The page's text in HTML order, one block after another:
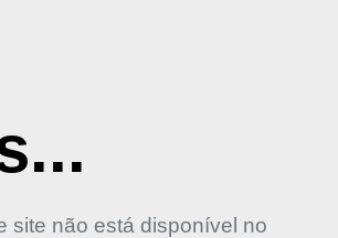
site não está disponível no